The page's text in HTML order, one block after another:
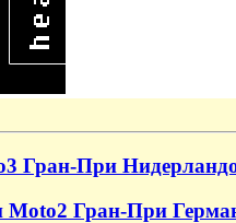
Гран-При
Moto2 Гран-При